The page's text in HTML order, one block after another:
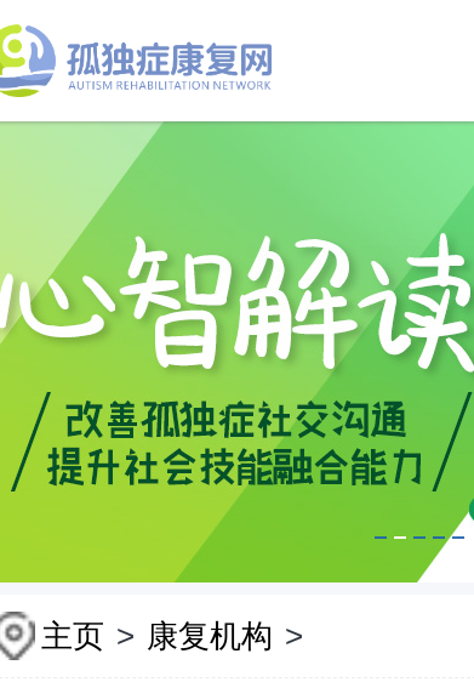
主页 > 康复机构 >